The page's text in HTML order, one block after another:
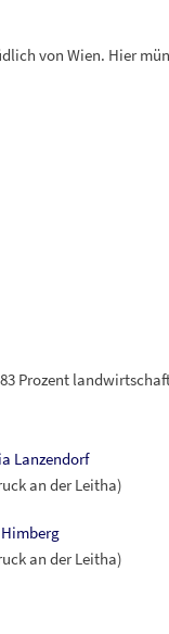
von Wien. Hier
Prozent
Lanzendorf
an der Leitha)
Himberg
an der Leitha)